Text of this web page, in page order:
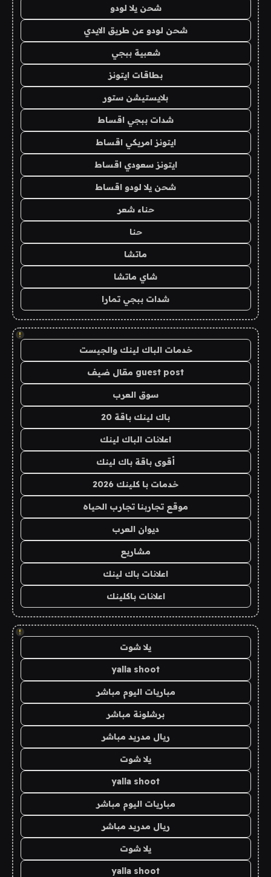
شحن يلا لودو
شحن لودو عن طريق الايدي
شعبية ببجي
بطاقات ايتونز
بلايستيشن ستور
شدات ببجي اقساط
ايتونز امريكي اقساط
ايتونز سعودي اقساط
شحن يلا لودو اقساط
حناء شعر
حنا
ماتشا
شاي ماتشا
شدات ببجي تمارا
!
خدمات الباك لينك والجيست
guest post مقال ضيف
سوق العرب
باك لينك باقة 20
اعلانات الباك لينك
أقوى باقة باك لينك
خدمات با كلينك 2026
موقع تجاربنا تجارب الحياه
ديوان العرب
مشاريع
اعلانات باك لينك
اعلانات باكلينك
!
يلا شوت
yalla shoot
مباريات اليوم مباشر
برشلونة مباشر
ريال مدريد مباشر
يلا شوت
yalla shoot
مباريات اليوم مباشر
ريال مدريد مباشر
يلا شوت
yalla shoot